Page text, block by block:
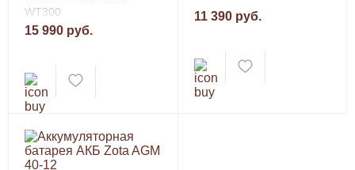
WT300
15 990 руб.
11 390 руб.